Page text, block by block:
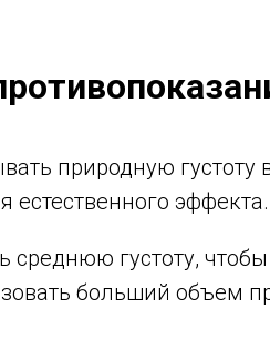
природную
густоту,
больший объем